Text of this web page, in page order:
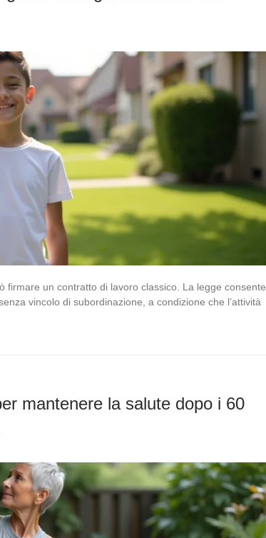
firmare un contratto di lavoro classico. La legge consente
vincolo di subordinazione, a condizione che l’attività
mantenere la salute dopo i 60